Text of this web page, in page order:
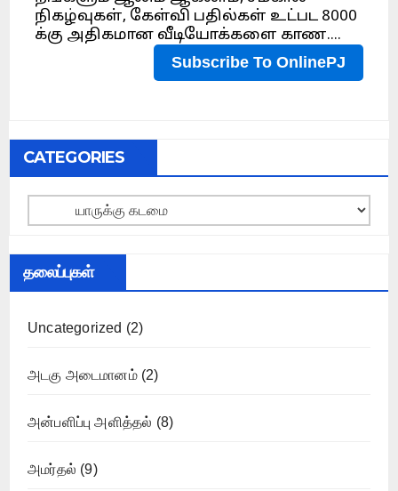
CATEGORIES
Categories
தலைப்புகள்
Uncategorized (2)
அடகு அடைமானம்(2)
அன்பளிப்பு அளித்தல் (8)
அமர்தல் (9)